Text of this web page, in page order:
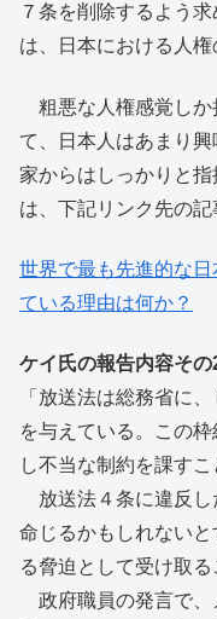
７条を削除するよう
は、日本における人権
粗悪な人権感覚しか
て、日本人はあまり
家からはしっかりと
は、下記リンク先の記
世界で最も先進的な
ている理由は何か？
ケイ氏の報告内容その
「放送法は総務省に
を与えている。この
し不当な制約を課すこ
放送法４条に違反し
命じるかもしれない
る脅迫として受け取る
政府職員の発言で、